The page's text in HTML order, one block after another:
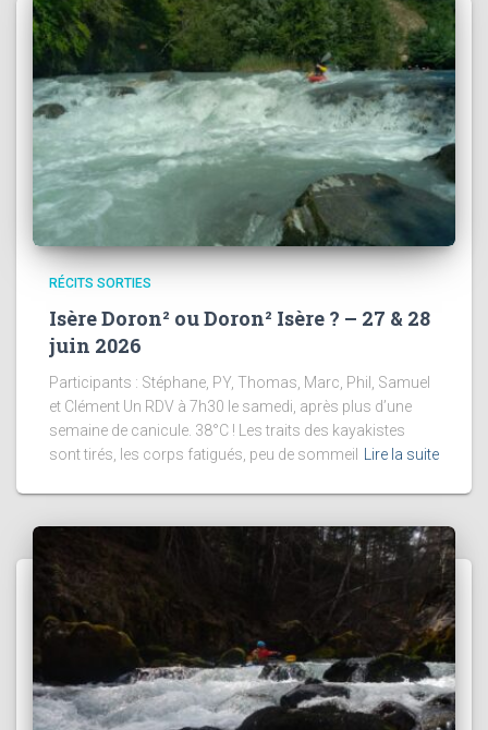
RÉCITS SORTIES
Isère Doron² ou Doron² Isère ? – 27 & 28
juin 2026
Participants : Stéphane, PY, Thomas, Marc, Phil, Samuel
et Clément Un RDV à 7h30 le samedi, après plus d’une
semaine de canicule. 38°C ! Les traits des kayakistes
sont tirés, les corps fatigués, peu de sommeil
Lire la suite